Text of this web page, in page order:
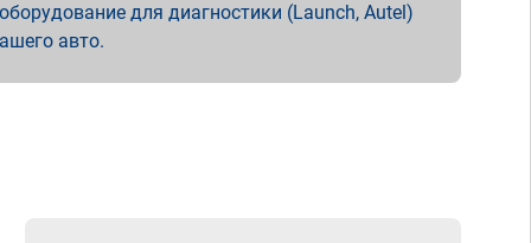
для диагностики (Launch, Autel)
авто.